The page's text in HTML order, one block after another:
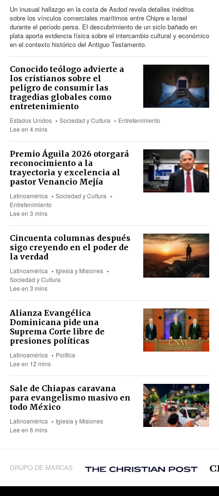
Un inusual hallazgo en la costa de Asdod revela detalles inéditos
sobre los vínculos comerciales marítimos entre Chipre e Israel
durante el período persa. El descubrimiento de un siclo bañado en
plata aporta evidencia física sobre el intercambio cultural y económico
en el contexto histórico del Antiguo Testamento.
Conocido teólogo advierte a
los cristianos sobre el
peligro de consumir las
tragedias globales como
entretenimiento
Estados Unidos Sociedad y Cultura
Entretenimiento
Lee en 4 mins
Premio Águila 2026 otorgará
reconocimiento a la
trayectoria y excelencia al
pastor Venancio Mejía
Latinoamérica
Sociedad y Cultura
Entretenimiento
Lee en 3 mins
Cincuenta columnas después
sigo creyendo en el poder de
la verdad
Latinoamérica
Iglesia y Misiones
Sociedad y Cultura
Lee en 3 mins
Alianza Evangélica
Dominicana pide una
Suprema Corte libre de
presiones políticas
Latinoamérica
Política
Lee en 12 mins
Sale de Chiapas caravana
para evangelismo masivo en
todo México
Latinoamérica
Iglesia y Misiones
Lee en 6 mins
GRUPO DE MARCAS